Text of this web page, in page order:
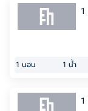
1
1 นอน 1 น้ำ
1